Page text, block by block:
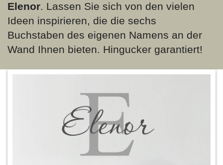
Elenor. Lassen Sie sich von den vielen
Ideen inspirieren, die die sechs
Buchstaben des eigenen Namens an der
Wand Ihnen bieten. Hingucker garantiert!